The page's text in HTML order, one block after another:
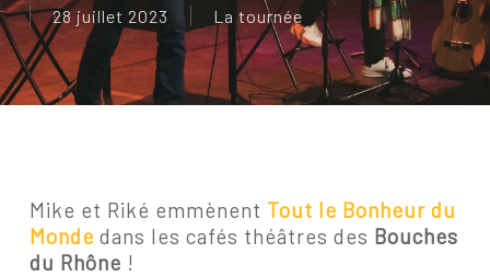
28 juillet 2023 La tournée
Mike et Riké emmènent Tout le Bonheur du
Monde dans les cafés théâtres des Bouches
du Rhône !